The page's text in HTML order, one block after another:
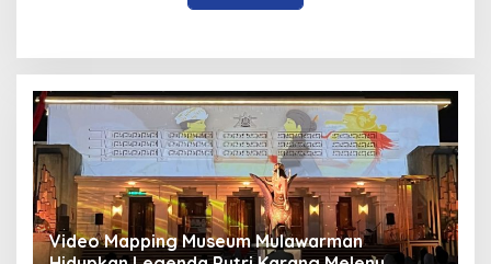
Panduan Pasang Pelapis Anti Bocor Kolam Air